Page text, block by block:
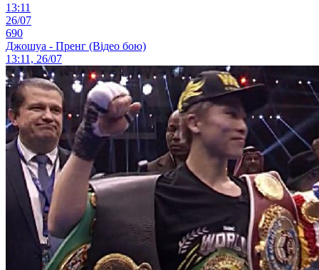
13:11
26/07
690
Джошуа - Пренг (Відео бою)
13:11, 26/07